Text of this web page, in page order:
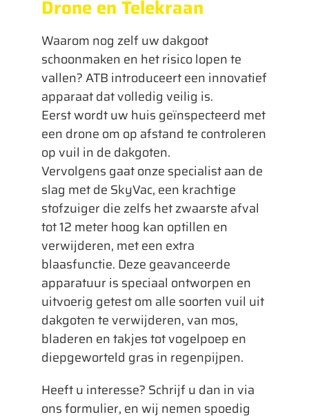
Drone en Telekraan
Waarom nog zelf uw dakgoot
schoonmaken en het risico lopen te
vallen? ATB introduceert een innovatief
apparaat dat volledig veilig is.
Eerst wordt uw huis geïnspecteerd met
een drone om op afstand te controleren
op vuil in de dakgoten.
Vervolgens gaat onze specialist aan de
slag met de SkyVac, een krachtige
stofzuiger die zelfs het zwaarste afval
tot 12 meter hoog kan optillen en
verwijderen, met een extra
blaasfunctie. Deze geavanceerde
apparatuur is speciaal ontworpen en
uitvoerig getest om alle soorten vuil uit
dakgoten te verwijderen, van mos,
bladeren en takjes tot vogelpoep en
diepgeworteld gras in regenpijpen.
Heeft u interesse? Schrijf u dan in via
ons formulier, en wij nemen spoedig